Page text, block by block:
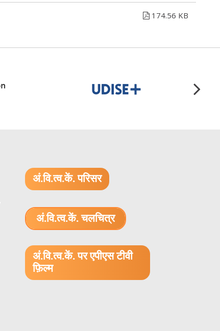
174.56 KB
अं.वि.त्व.कें. परिसर
अं.वि.त्व.कें. चलचित्र
अं.वि.त्व.कें. पर एपीएस टीवी
फ़िल्म